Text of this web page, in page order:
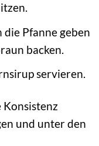
die Pfanne geben
backen.
servieren.
Konsistenz
und unter den